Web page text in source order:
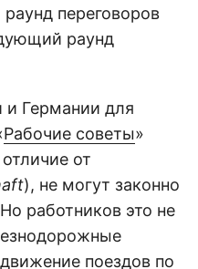
переговоров
раунд
Германии для
Рабочие советы»
от
), не могут законно
работников это не
поездов по